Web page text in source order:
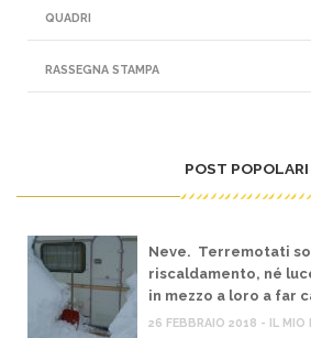
QUADRI
RASSEGNA STAMPA
POST POPOLARI
Neve. Terremotati
riscaldamento, né
in mezzo a loro a far
26 FEBBRAIO 2018 - IL MIO